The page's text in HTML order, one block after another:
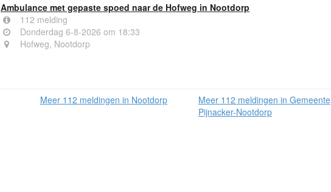
Ambulance met gepaste spoed naar de Hofweg in Nootdorp
112 melding
Donderdag 6-8-2026 om 18:33
Hofweg, Nootdorp
Meer 112 meldingen in Nootdorp
Meer 112 meldingen in Gemeente
Pijnacker-Nootdorp